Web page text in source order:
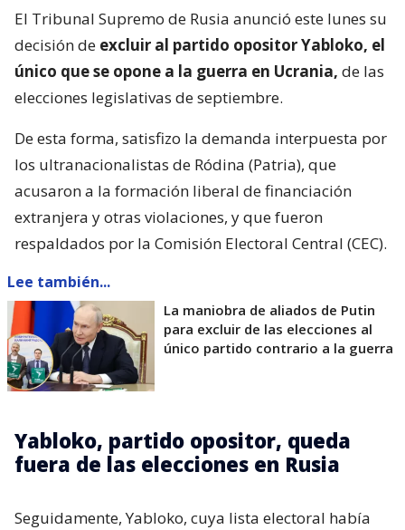
El Tribunal Supremo de Rusia anunció este lunes su
decisión de excluir al partido opositor Yabloko, el
único que se opone a la guerra en Ucrania, de las
elecciones legislativas de septiembre.
De esta forma, satisfizo la demanda interpuesta por
los ultranacionalistas de Ródina (Patria), que
acusaron a la formación liberal de financiación
extranjera y otras violaciones, y que fueron
respaldados por la Comisión Electoral Central (CEC).
Lee también...
La maniobra de aliados de Putin
para excluir de las elecciones al
único partido contrario a la guerra
Yabloko, partido opositor, queda
fuera de las elecciones en Rusia
Seguidamente, Yabloko, cuya lista electoral había